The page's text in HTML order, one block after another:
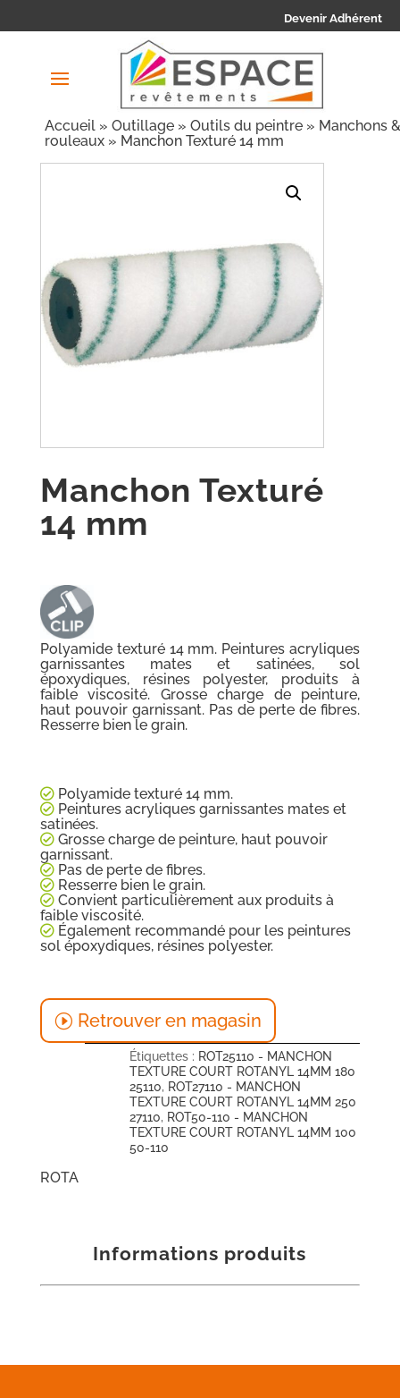
Devenir Adhérent
Accueil » Outillage » Outils du peintre » Manchons &
rouleaux » Manchon Texturé 14 mm
Manchon Texturé
14 mm
Polyamide texturé 14 mm. Peintures acryliques
garnissantes mates et satinées, sol
époxydiques, résines polyester, produits à
faible viscosité. Grosse charge de peinture,
haut pouvoir garnissant. Pas de perte de fibres.
Resserre bien le grain.
Polyamide texturé 14 mm.
Peintures acryliques garnissantes mates et
satinées.
Grosse charge de peinture, haut pouvoir
garnissant.
Pas de perte de fibres.
Resserre bien le grain.
Convient particulièrement aux produits à
faible viscosité.
Également recommandé pour les peintures
sol époxydiques, résines polyester.
Retrouver en magasin
Étiquettes : ROT25110 - MANCHON
TEXTURE COURT ROTANYL 14MM 180
25110, ROT27110 - MANCHON
TEXTURE COURT ROTANYL 14MM 250
27110, ROT50-110 - MANCHON
TEXTURE COURT ROTANYL 14MM 100
50-110
ROTA
Informations produits